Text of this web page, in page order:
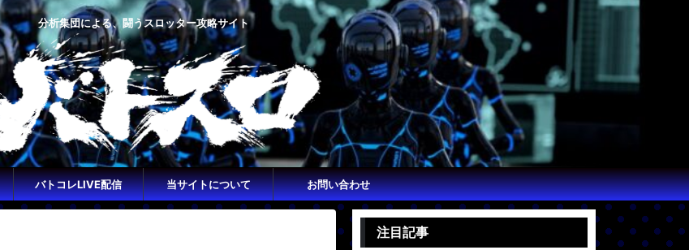
分析集団による、闘うスロッター攻略サイト
バトコレLIVE配信 当サイトについて お問い合わせ
注目記事